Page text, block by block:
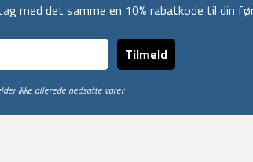
med det samme en 10% rabatkode til din
Tilmeld
ikke allerede nedsatte varer